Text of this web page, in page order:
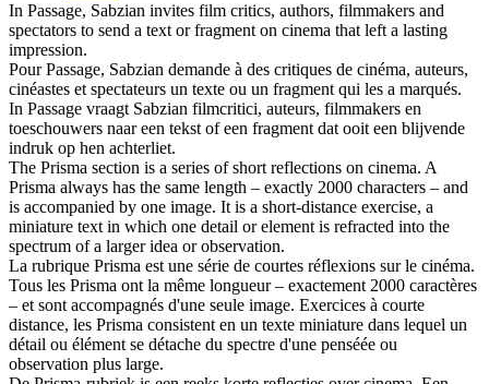
In Passage, Sabzian invites film critics, authors, filmmakers and
spectators to send a text or fragment on cinema that left a lasting
impression.
Pour Passage, Sabzian demande à des critiques de cinéma, auteurs,
cinéastes et spectateurs un texte ou un fragment qui les a marqués.
In Passage vraagt Sabzian filmcritici, auteurs, filmmakers en
toeschouwers naar een tekst of een fragment dat ooit een blijvende
indruk op hen achterliet.
The Prisma section is a series of short reflections on cinema. A
Prisma always has the same length – exactly 2000 characters – and
is accompanied by one image. It is a short-distance exercise, a
miniature text in which one detail or element is refracted into the
spectrum of a larger idea or observation.
La rubrique Prisma est une série de courtes réflexions sur le cinéma.
Tous les Prisma ont la même longueur – exactement 2000 caractères
– et sont accompagnés d'une seule image. Exercices à courte
distance, les Prisma consistent en un texte miniature dans lequel un
détail ou élément se détache du spectre d'une penséée ou
observation plus large.